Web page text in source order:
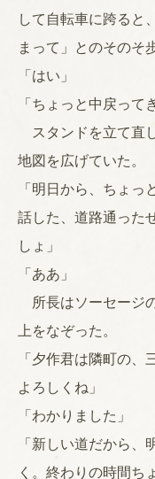
して自転車に跨ると
まって」とのそのそ
「はい」
「ちょっと中戻って
スタンドを立て直
地図を広げていた。
「明日から、ちょ
話した、道路通った
しょ」
「ああ」
所長はソーセージ
上をなぞった。
「夕作君は隣町の
よろしくね」
「わかりました」
「新しい道だから
く。終わりの時間ち